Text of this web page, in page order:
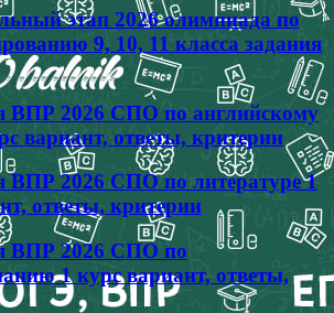
этап 2026 олимпиада по
9, 10, 11 класса задания
ВПР 2026 СПО по английскому
вариант, ответы, критерии
ВПР 2026 СПО по литературе 1
ответы, критерии
ВПР 2026 СПО по
1 курс вариант, ответы,